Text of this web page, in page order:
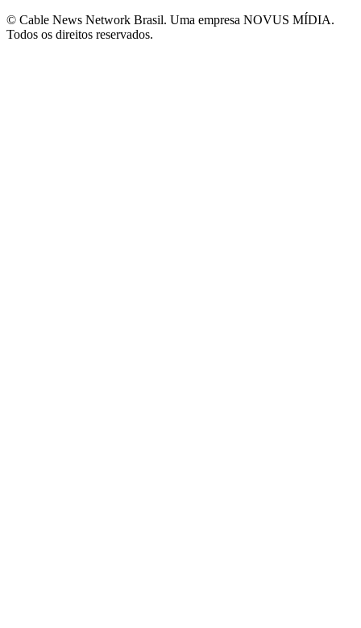
© Cable News Network Brasil. Uma empresa NOVUS MÍDIA.
Todos os direitos reservados.